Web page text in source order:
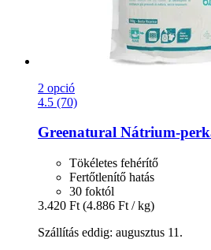
2 opció
4.5 (70)
Greenatural Nátrium-​
Tökéletes fehérítő
Fertőtlenítő hatás
30 foktól
3.420 Ft (4.886 Ft / kg)
Szállítás eddig: augusztus 11.